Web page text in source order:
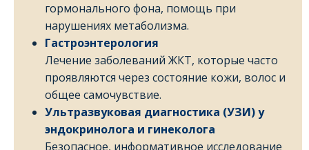
гормонального фона, помощь при
нарушениях метаболизма.
Гастроэнтерология
Лечение заболеваний ЖКТ, которые часто
проявляются через состояние кожи, волос и
общее самочувствие.
Ультразвуковая диагностика (УЗИ) у
эндокринолога и гинеколога
Безопасное, информативное исследование